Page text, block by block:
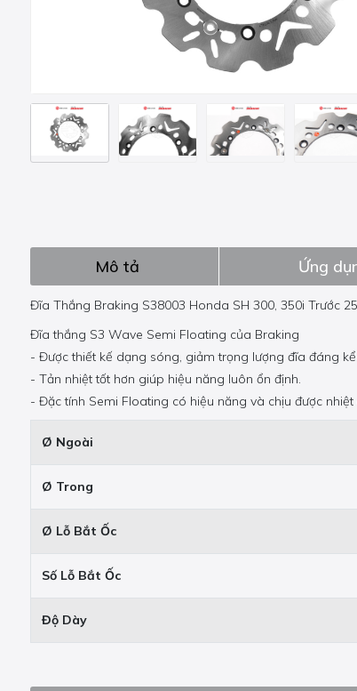
Mô tả Ứng
Đĩa Thắng Braking S38003 Honda SH 300, 350i Trước
Đĩa thắng S3 Wave Semi Floating của Braking
- Được thiết kế dạng sóng, giảm trọng lượng đĩa đáng kể.
- Tản nhiệt tốt hơn giúp hiệu năng luôn ổn định.
- Đặc tính Semi Floating có hiệu năng và chịu được
Ø Ngoài
Ø Trong
Ø Lỗ Bắt Ốc
Số Lỗ Bắt Ốc
Độ Dày